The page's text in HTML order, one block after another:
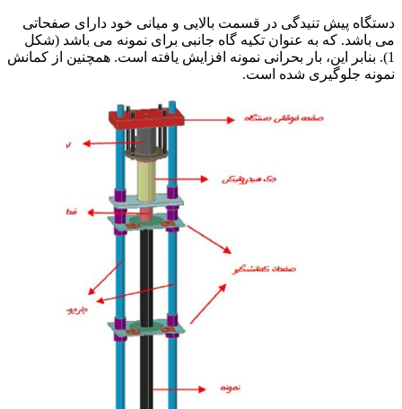
دستگاه پیش تنیدگی در قسمت بالایی و میانی خود دارای صفحاتی
می باشد. که به عنوان تکیه گاه جانبی برای نمونه می باشد (شکل
1). بنابر این، بار بحرانی نمونه افزایش یافته است. همچنین از کمانش
نمونه جلوگیری شده است.